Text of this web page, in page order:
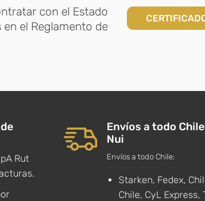
con el Estado
el Reglamento de
Rut
Envíos a todo
Nui
Envíos a todo Chile:
Starken, Fedex,
Chile, CyL Express,